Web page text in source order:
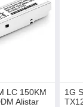
LC 150KM
Alistar
1G